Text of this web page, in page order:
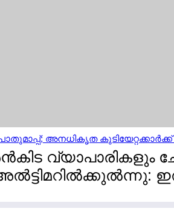
അനധികൃത കുടിയേറ്റക്കാര്‍ക്ക്
വ്യാപാരികളും